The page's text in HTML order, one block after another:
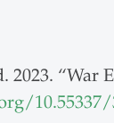
2023. “War
10.55337/